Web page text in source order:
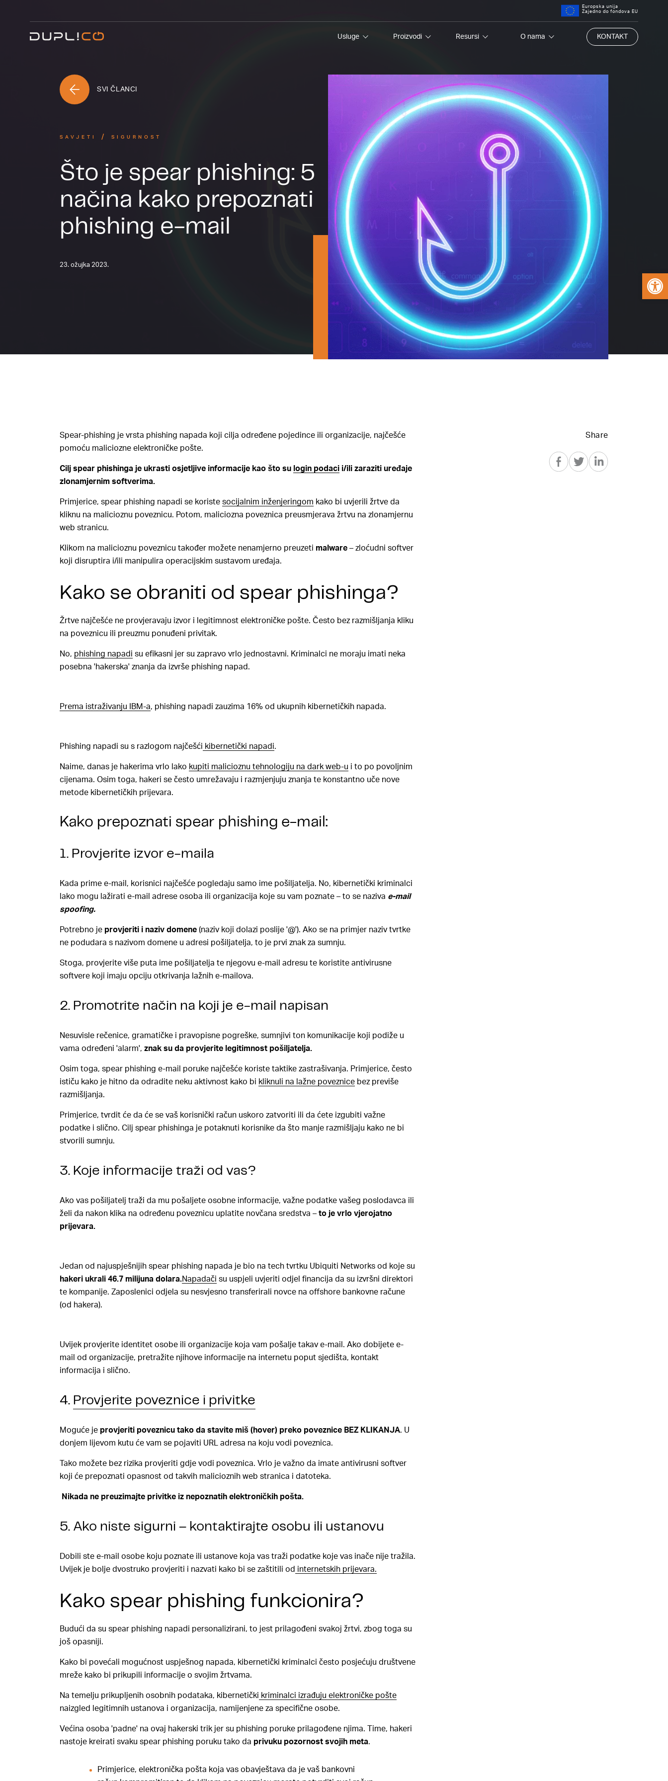
Europska unija
Zajedno do fondova EU
Usluge Proizvodi Resursi O nama KONTAKT
SVI ČLANCI
SAVJETI SIGURNOST
Što je spear phishing: 5
načina kako prepoznati
phishing e-mail
23. ožujka 2023.
Spear-phishing je vrsta phishing napada koji cilja određene pojedince ili organizacije, najčešće
pomoću maliciozne elektroničke pošte.
Cilj spear phishinga je ukrasti osjetljive informacije kao što su login podaci i/ili zaraziti uređaje
zlonamjernim softverima.
Primjerice, spear phishing napadi se koriste socijalnim inženjeringom kako bi uvjerili žrtve da
kliknu na malicioznu poveznicu. Potom, maliciozna poveznica preusmjerava žrtvu na zlonamjernu
web stranicu.
Klikom na malicioznu poveznicu također možete nenamjerno preuzeti malware – zloćudni softver
koji disruptira i/ili manipulira operacijskim sustavom uređaja.
Kako se obraniti od spear phishinga?
Žrtve najčešće ne provjeravaju izvor i legitimnost elektroničke pošte. Često bez razmišljanja kliku
na poveznicu ili preuzmu ponuđeni privitak.
No, phishing napadi su efikasni jer su zapravo vrlo jednostavni. Kriminalci ne moraju imati neka
posebna 'hakerska' znanja da izvrše phishing napad.
Prema istraživanju IBM-a, phishing napadi zauzima 16% od ukupnih kibernetičkih napada.
Phishing napadi su s razlogom najčešći kibernetički napadi.
Naime, danas je hakerima vrlo lako kupiti malicioznu tehnologiju na dark web-u i to po povoljnim
cijenama. Osim toga, hakeri se često umrežavaju i razmjenjuju znanja te konstantno uče nove
metode kibernetičkih prijevara.
Kako prepoznati spear phishing e-mail:
1. Provjerite izvor e-maila
Kada prime e-mail, korisnici najčešće pogledaju samo ime pošiljatelja. No, kibernetički kriminalci
lako mogu lažirati e-mail adrese osoba ili organizacija koje su vam poznate – to se naziva e-mail
spoofing.
Potrebno je provjeriti i naziv domene (naziv koji dolazi poslije '@'). Ako se na primjer naziv tvrtke
ne podudara s nazivom domene u adresi pošiljatelja, to je prvi znak za sumnju.
Stoga, provjerite više puta ime pošiljatelja te njegovu e-mail adresu te koristite antivirusne
softvere koji imaju opciju otkrivanja lažnih e-mailova.
2. Promotrite način na koji je e-mail napisan
Nesuvisle rečenice, gramatičke i pravopisne pogreške, sumnjivi ton komunikacije koji podiže u
vama određeni 'alarm', znak su da provjerite legitimnost pošiljatelja.
Osim toga, spear phishing e-mail poruke najčešće koriste taktike zastrašivanja. Primjerice, često
ističu kako je hitno da odradite neku aktivnost kako bi kliknuli na lažne poveznice bez previše
razmišljanja.
Primjerice, tvrdit će da će se vaš korisnički račun uskoro zatvoriti ili da ćete izgubiti važne
podatke i slično. Cilj spear phishinga je potaknuti korisnike da što manje razmišljaju kako ne bi
stvorili sumnju.
3. Koje informacije traži od vas?
Ako vas pošiljatelj traži da mu pošaljete osobne informacije, važne podatke vašeg poslodavca ili
želi da nakon klika na određenu poveznicu uplatite novčana sredstva – to je vrlo vjerojatno
prijevara.
Jedan od najuspješnijih spear phishing napada je bio na tech tvrtku Ubiquiti Networks od koje su
hakeri ukrali 46.7 milijuna dolara.Napadači su uspjeli uvjeriti odjel financija da su izvršni direktori
te kompanije. Zaposlenici odjela su nesvjesno transferirali novce na offshore bankovne račune
(od hakera).
Uvijek provjerite identitet osobe ili organizacije koja vam pošalje takav e-mail. Ako dobijete e-
mail od organizacije, pretražite njihove informacije na internetu poput sjedišta, kontakt
informacija i slično.
4. Provjerite poveznice i privitke
Moguće je provjeriti poveznicu tako da stavite miš (hover) preko poveznice BEZ KLIKANJA. U
donjem lijevom kutu će vam se pojaviti URL adresa na koju vodi poveznica.
Tako možete bez rizika provjeriti gdje vodi poveznica. Vrlo je važno da imate antivirusni softver
koji će prepoznati opasnost od takvih malicioznih web stranica i datoteka.
Nikada ne preuzimajte privitke iz nepoznatih elektroničkih pošta.
5. Ako niste sigurni – kontaktirajte osobu ili ustanovu
Dobili ste e-mail osobe koju poznate ili ustanove koja vas traži podatke koje vas inače nije tražila.
Uvijek je bolje dvostruko provjeriti i nazvati kako bi se zaštitili od internetskih prijevara.
Kako spear phishing funkcionira?
Budući da su spear phishing napadi personalizirani, to jest prilagođeni svakoj žrtvi, zbog toga su
još opasniji.
Kako bi povećali mogućnost uspješnog napada, kibernetički kriminalci često posjećuju društvene
mreže kako bi prikupili informacije o svojim žrtvama.
Na temelju prikupljenih osobnih podataka, kibernetički kriminalci izrađuju elektroničke pošte
naizgled legitimnih ustanova i organizacija, namijenjene za specifične osobe.
Većina osoba 'padne' na ovaj hakerski trik jer su phishing poruke prilagođene njima. Time, hakeri
nastoje kreirati svaku spear phishing poruku tako da privuku pozornost svojih meta.
Primjerice, elektronička pošta koja vas obavještava da je vaš bankovni
Share